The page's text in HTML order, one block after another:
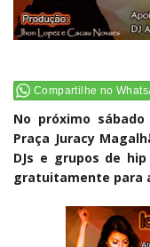
Compartilhe no
No próximo
Praça Juracy
DJs e grupos de
gratuitamente para